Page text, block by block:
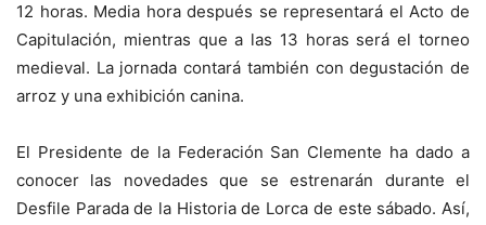
12 horas. Media hora después se representará el Acto de
Capitulación, mientras que a las 13 horas será el torneo
medieval. La jornada contará también con degustación de
arroz y una exhibición canina.
El Presidente de la Federación San Clemente ha dado a
conocer las novedades que se estrenarán durante el
Desfile Parada de la Historia de Lorca de este sábado. Así,